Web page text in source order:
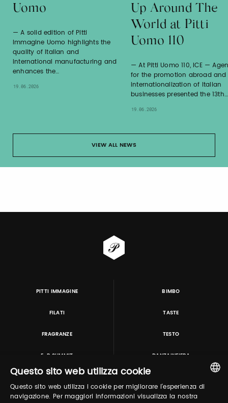
Uomo
A solid edition of Pitti
Immagine Uomo highlights the
quality of Italian and
international manufacturing and
enhances the…
19.06.2026
Up Around The
World at Pitti
Uomo 110
At Pitti Uomo 110, ICE —
for the promotion abroad and
internationalization of Italian
businesses presented the 13th…
19.06.2026
VIEW ALL NEWS
PITTI IMMAGINE BIMBO
FILATI TASTE
FRAGRANZE TESTO
E-P SUMMIT DANZAINFIERA
TUTORING & CONSULTING ITALIAN
Questo sito web utilizza cookie
Questo sito web utilizza i cookie per migliorare l'esperienza di
navigazione. Per maggiori informazioni visualizza la nostra